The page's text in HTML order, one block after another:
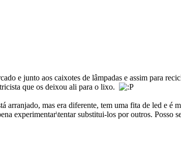
e junto aos caixotes de lâmpadas e assim para
que os deixou ali para o lixo.
arranjado, mas era diferente, tem uma fita de led e
experimentar\tentar substitui-los por outros. Posso